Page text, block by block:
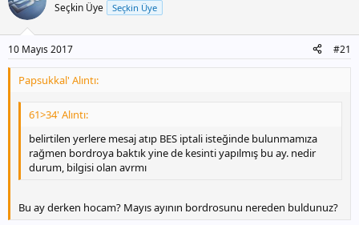
Seçkin Üye Seçkin Üye
10 Mayıs 2017 #21
Papsukkal' Alıntı:
61>34' Alıntı:
belirtilen yerlere mesaj atıp BES iptali isteğinde bulunmamıza
rağmen bordroya baktık yine de kesinti yapılmış bu ay. nedir
durum, bilgisi olan avrmı
Bu ay derken hocam? Mayıs ayının bordrosunu nereden buldunuz?